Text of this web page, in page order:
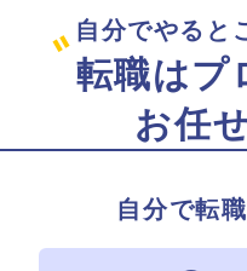
自分でやると
転職はプ
お任
自分で転